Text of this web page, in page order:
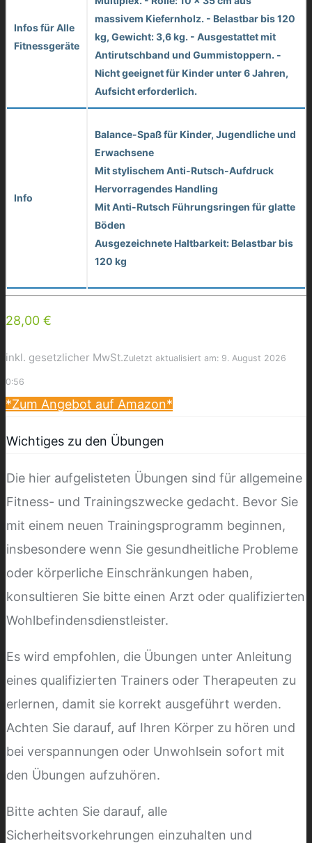
Infos für Alle
Fitnessgeräte
massivem Kiefernholz. - Belastbar bis 120
kg, Gewicht: 3,6 kg. - Ausgestattet mit
Antirutschband und Gummistoppern. -
Nicht geeignet für Kinder unter 6 Jahren,
Aufsicht erforderlich.
Info
Balance-Spaß für Kinder, Jugendliche und
Erwachsene
Mit stylischem Anti-Rutsch-Aufdruck
Hervorragendes Handling
Mit Anti-Rutsch Führungsringen für glatte
Böden
Ausgezeichnete Haltbarkeit: Belastbar bis
120 kg
28,00 €
inkl. gesetzlicher MwSt.Zuletzt aktualisiert am: 9. August 2026
0:56
*Zum Angebot auf Amazon*
Wichtiges zu den Übungen
Die hier aufgelisteten Übungen sind für allgemeine
Fitness- und Trainingszwecke gedacht. Bevor Sie
mit einem neuen Trainingsprogramm beginnen,
insbesondere wenn Sie gesundheitliche Probleme
oder körperliche Einschränkungen haben,
konsultieren Sie bitte einen Arzt oder qualifizierten
Wohlbefindensdienstleister.
Es wird empfohlen, die Übungen unter Anleitung
eines qualifizierten Trainers oder Therapeuten zu
erlernen, damit sie korrekt ausgeführt werden.
Achten Sie darauf, auf Ihren Körper zu hören und
bei verspannungen oder Unwohlsein sofort mit
den Übungen aufzuhören.
Bitte achten Sie darauf, alle
Sicherheitsvorkehrungen einzuhalten und